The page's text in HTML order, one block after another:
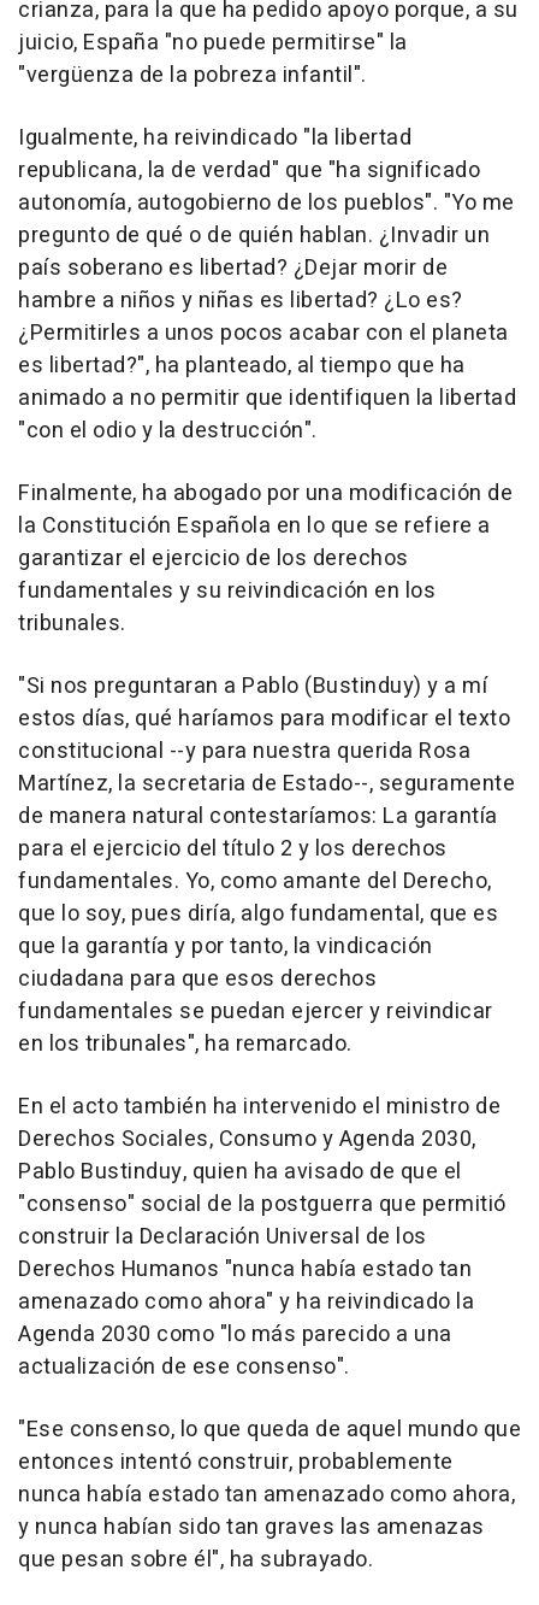
crianza, para la que ha pedido apoyo porque, a su
juicio, España "no puede permitirse" la
"vergüenza de la pobreza infantil".
Igualmente, ha reivindicado "la libertad
republicana, la de verdad" que "ha significado
autonomía, autogobierno de los pueblos". "Yo me
pregunto de qué o de quién hablan. ¿Invadir un
país soberano es libertad? ¿Dejar morir de
hambre a niños y niñas es libertad? ¿Lo es?
¿Permitirles a unos pocos acabar con el planeta
es libertad?", ha planteado, al tiempo que ha
animado a no permitir que identifiquen la libertad
"con el odio y la destrucción".
Finalmente, ha abogado por una modificación de
la Constitución Española en lo que se refiere a
garantizar el ejercicio de los derechos
fundamentales y su reivindicación en los
tribunales.
"Si nos preguntaran a Pablo (Bustinduy) y a mí
estos días, qué haríamos para modificar el texto
constitucional --y para nuestra querida Rosa
Martínez, la secretaria de Estado--, seguramente
de manera natural contestaríamos: La garantía
para el ejercicio del título 2 y los derechos
fundamentales. Yo, como amante del Derecho,
que lo soy, pues diría, algo fundamental, que es
que la garantía y por tanto, la vindicación
ciudadana para que esos derechos
fundamentales se puedan ejercer y reivindicar
en los tribunales", ha remarcado.
En el acto también ha intervenido el ministro de
Derechos Sociales, Consumo y Agenda 2030,
Pablo Bustinduy, quien ha avisado de que el
"consenso" social de la postguerra que permitió
construir la Declaración Universal de los
Derechos Humanos "nunca había estado tan
amenazado como ahora" y ha reivindicado la
Agenda 2030 como "lo más parecido a una
actualización de ese consenso".
"Ese consenso, lo que queda de aquel mundo que
entonces intentó construir, probablemente
nunca había estado tan amenazado como ahora,
y nunca habían sido tan graves las amenazas
que pesan sobre él", ha subrayado.